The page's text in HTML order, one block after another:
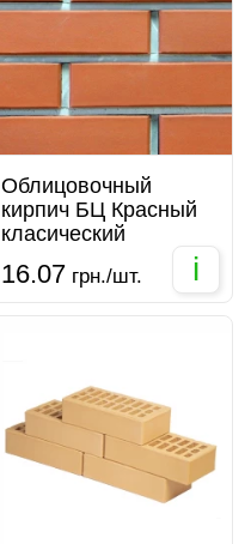
Облицовочный
кирпич БЦ Красный
класический
16.07 грн./шт. i